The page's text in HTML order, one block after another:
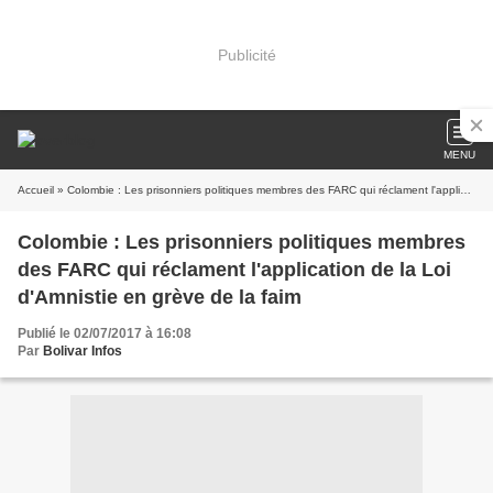
Publicité
MENU
Accueil » Colombie : Les prisonniers politiques membres des FARC qui réclament l'application de la Loi d'Amnistie en grève de la faim
Colombie : Les prisonniers politiques membres
des FARC qui réclament l'application de la Loi
d'Amnistie en grève de la faim
Publié le 02/07/2017 à 16:08
Par Bolivar Infos